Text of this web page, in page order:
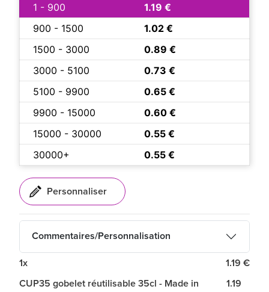
1 - 900
1.19 €
900 - 1500
1.02 €
1500 - 3000
0.89 €
3000 - 5100
0.73 €
5100 - 9900
0.65 €
9900 - 15000
0.60 €
15000 - 30000
0.55 €
30000+
0.55 €
Commentaires/Personnalisation
1x 1.19 €
CUP35 gobelet réutilisable 35cl - Made in
1.19